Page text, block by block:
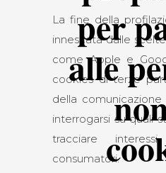
per
alle
La fine della
innescata dalle
come Apple e
cookies di terze
della
interrogarsi su quali
tracciare
consumatori.